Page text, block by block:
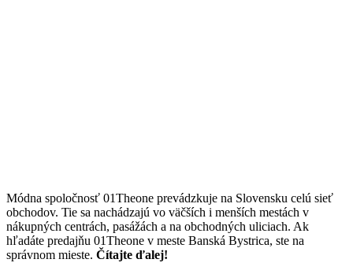
Módna spoločnosť 01Theone prevádzkuje na Slovensku celú sieť
obchodov. Tie sa nachádzajú vo väčších i menších mestách v
nákupných centrách, pasážách a na obchodných uliciach. Ak
hľadáte predajňu 01Theone v meste Banská Bystrica, ste na
správnom mieste. Čítajte ďalej!